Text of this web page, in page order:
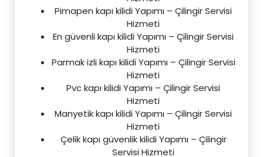
Pimapen kapı kilidi Yapımı – Çilingir Servisi
Hizmeti
En güvenli kapı kilidi Yapımı – Çilingir Servisi
Hizmeti
Parmak izli kapı kilidi Yapımı – Çilingir Servisi
Hizmeti
Pvc kapı kilidi Yapımı – Çilingir Servisi
Hizmeti
Manyetik kapı kilidi Yapımı – Çilingir Servisi
Hizmeti
Çelik kapı güvenlik kilidi Yapımı – Çilingir
Servisi Hizmeti